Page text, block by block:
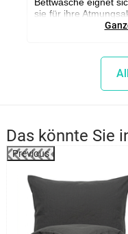
sie für ihre
ist, was ideal für die
www.e4home.at
Adelheid
Das könnte Sie
Previous